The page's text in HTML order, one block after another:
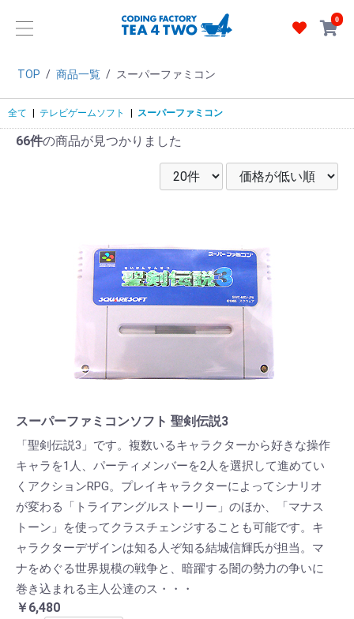
0
TOP / 商品一覧 / スーパーファミコン
全て テレビゲームソフト スーパーファミコン
66件の商品が見つかりました
スーパーファミコンソフト 聖剣伝説3
「聖剣伝説3」です。複数いるキャラクターから好きな操作
キャラを1人、パーティメンバーを2人を選択して進めてい
くアクションRPG。プレイキャラクターによってシナリオ
が変わる「トライアングルストーリー」のほか、「マナス
トーン」を使ってクラスチェンジすることも可能です。キ
ャラクターデザインは知る人ぞ知る結城信輝氏が担当。マ
ナをめぐる世界規模の戦争と、暗躍する闇の勢力の争いに
巻き込まれる主人公達のス・・・
￥6,480